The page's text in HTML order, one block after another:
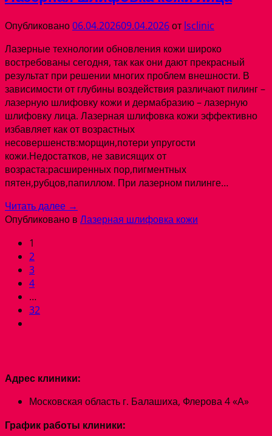
Опубликовано06.04.202609.04.2026от lsclinic
Лазерные технологии обновления кожи широко
востребованы сегодня, так как они дают прекрасный
результат при решении многих проблем внешности. В
зависимости от глубины воздействия различают пилинг –
лазерную шлифовку кожи и дермабразию – лазерную
шлифовку лица. Лазерная шлифовка кожи эффективно
избавляет как от возрастных
несовершенств:морщин,потери упругости
кожи.Недостатков, не зависящих от
возраста:расширенных пор,пигментных
пятен,рубцов,папиллом. При лазерном пилинге…
Читать далее →
Опубликовано в Лазерная шлифовка кожи
1
2
3
4
…
32
Адрес клиники:
Московская область г. Балашиха, Флерова 4 «А»
График работы клиники: